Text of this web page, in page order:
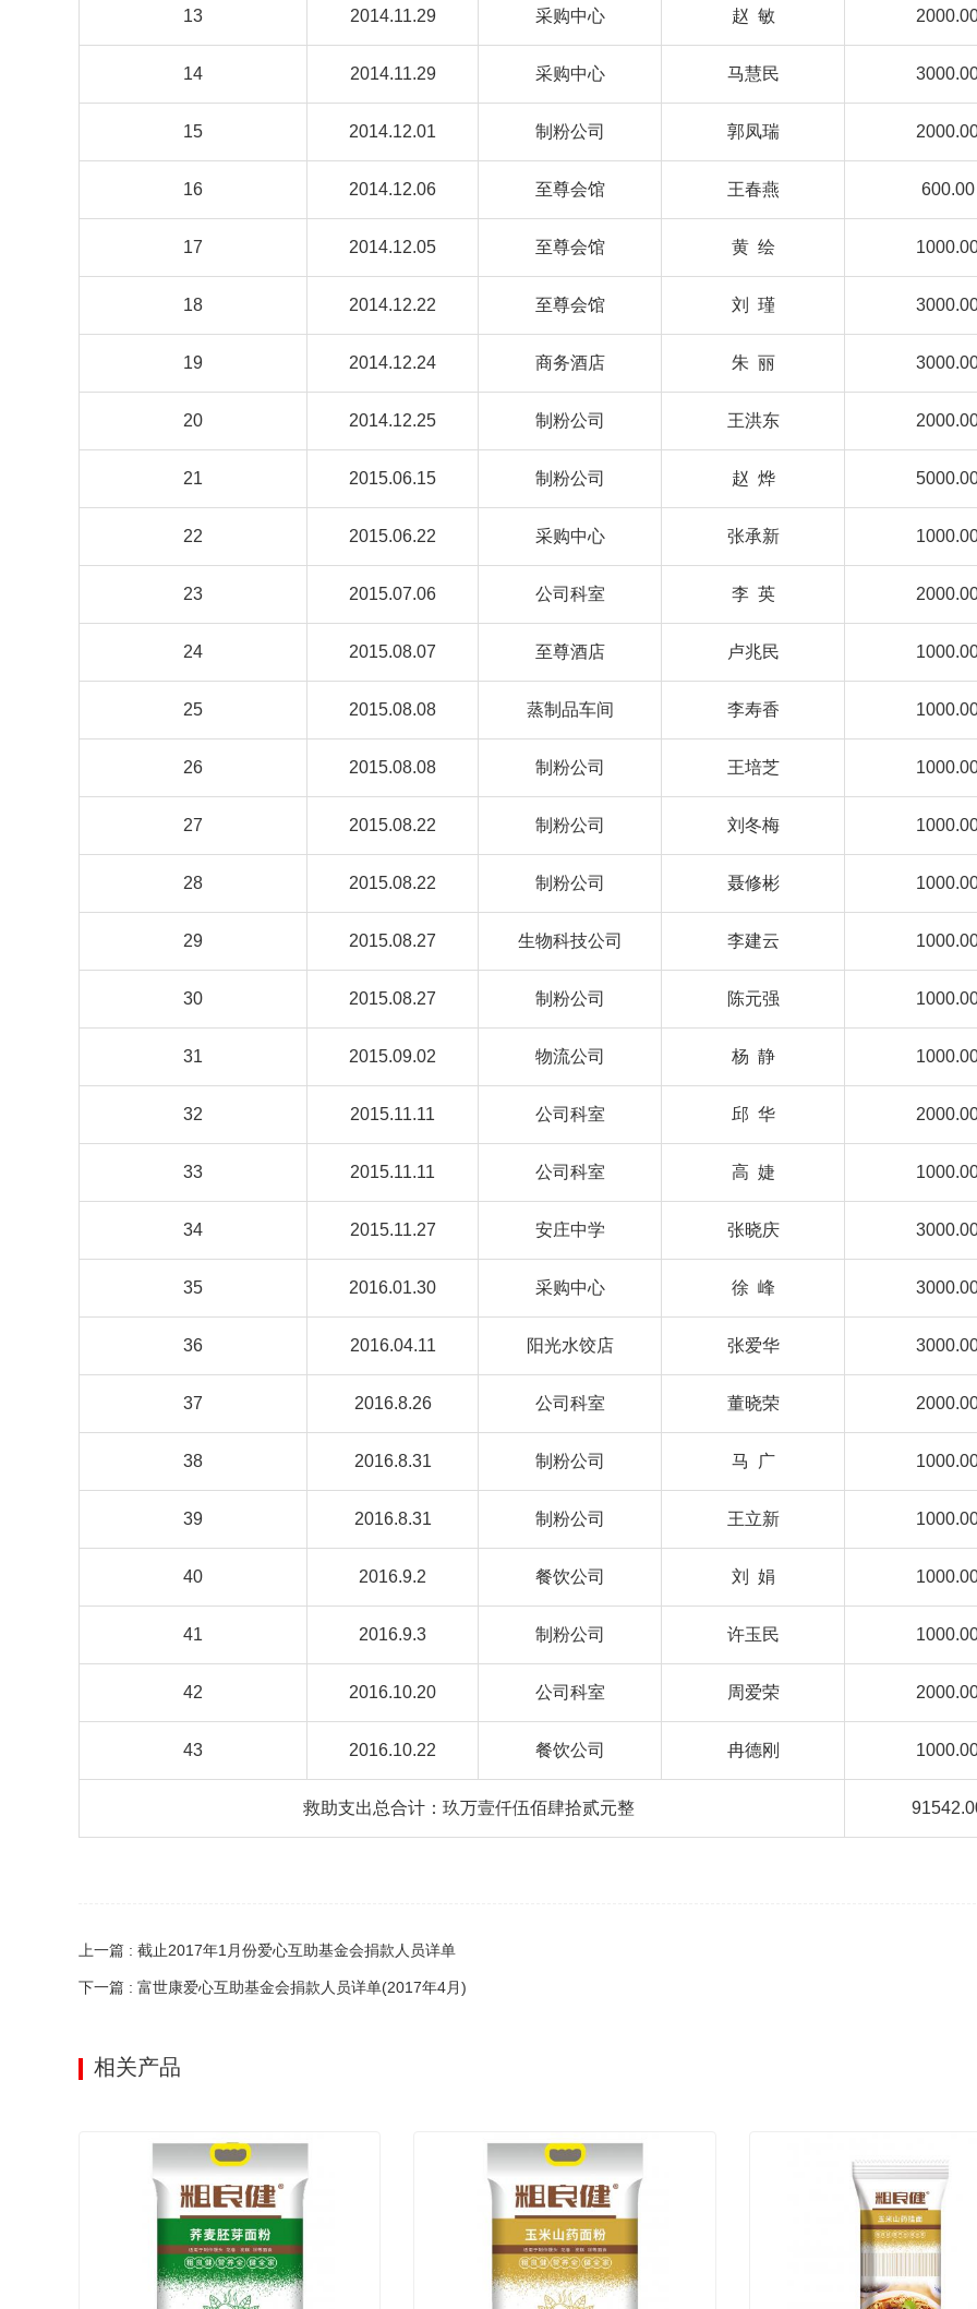
13 2014.11.29 采购中心 赵 敏
14 2014.11.29 采购中心 马慧民
15 2014.12.01 制粉公司 郭凤瑞
16 2014.12.06 至尊会馆 王春燕 600.00
17 2014.12.05 至尊会馆 黄 绘
18 2014.12.22 至尊会馆 刘 瑾
19 2014.12.24 商务酒店 朱 丽
20 2014.12.25 制粉公司 王洪东
21 2015.06.15 制粉公司 赵 烨
22 2015.06.22 采购中心 张承新
23 2015.07.06 公司科室 李 英
24 2015.08.07 至尊酒店 卢兆民
25 2015.08.08 蒸制品车间 李寿香
26 2015.08.08 制粉公司 王培芝
27 2015.08.22 制粉公司 刘冬梅
28 2015.08.22 制粉公司 聂修彬
29 2015.08.27 生物科技公司 李建云
30 2015.08.27 制粉公司 陈元强
31 2015.09.02 物流公司 杨 静
32 2015.11.11 公司科室 邱 华
33 2015.11.11 公司科室 高 婕
34 2015.11.27 安庄中学 张晓庆
35 2016.01.30 采购中心 徐 峰
36 2016.04.11 阳光水饺店 张爱华
37 2016.8.26 公司科室 董晓荣
38 2016.8.31 制粉公司 马 广
39 2016.8.31 制粉公司 王立新
40 2016.9.2 餐饮公司 刘 娟
41 2016.9.3 制粉公司 许玉民
42 2016.10.20 公司科室 周爱荣
43 2016.10.22 餐饮公司 冉德刚
救助支出总合计：玖万壹仟伍佰肆拾贰元整
上一篇 : 截止2017年1月份爱心互助基金会捐款人员详单
下一篇 : 富世康爱心互助基金会捐款人员详单(2017年4月)
相关产品